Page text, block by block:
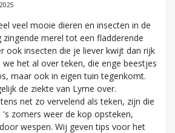
veel mooie dieren en insecten in de
zingende merel tot een fladderende
ook insecten die je liever kwijt dan rijk
we het al over teken, die enge beestjes
maar ook in eigen tuin tegenkomt.
de ziekte van Lyme over.
net zo vervelend als teken, zijn die
zomers weer de kop opsteken,
wespen. Wij geven tips voor het